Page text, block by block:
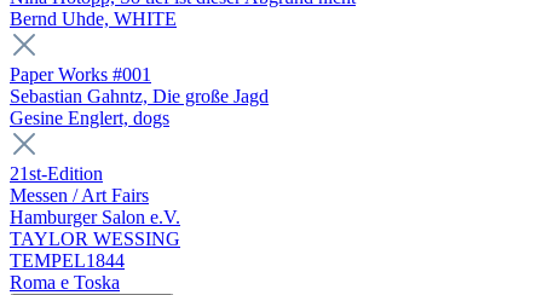
Bernd Uhde, WHITE
Paper Works #001
Sebastian Gahntz, Die große Jagd
Gesine Englert, dogs
21st-Edition
Messen / Art Fairs
Hamburger Salon e.V.
TAYLOR WESSING
TEMPEL1844
Roma e Toska